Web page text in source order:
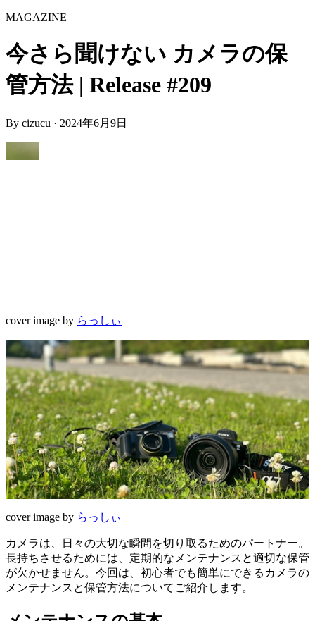
MAGAZINE
今さら聞けない カメラの保
管方法 | Release #209
By cizucu · 2024年6月9日
cover image by らっしぃ
cover image by らっしぃ
カメラは、日々の大切な瞬間を切り取るためのパートナー。
長持ちさせるためには、定期的なメンテナンスと適切な保管
が欠かせません。今回は、初心者でも簡単にできるカメラの
メンテナンスと保管方法についてご紹介します。